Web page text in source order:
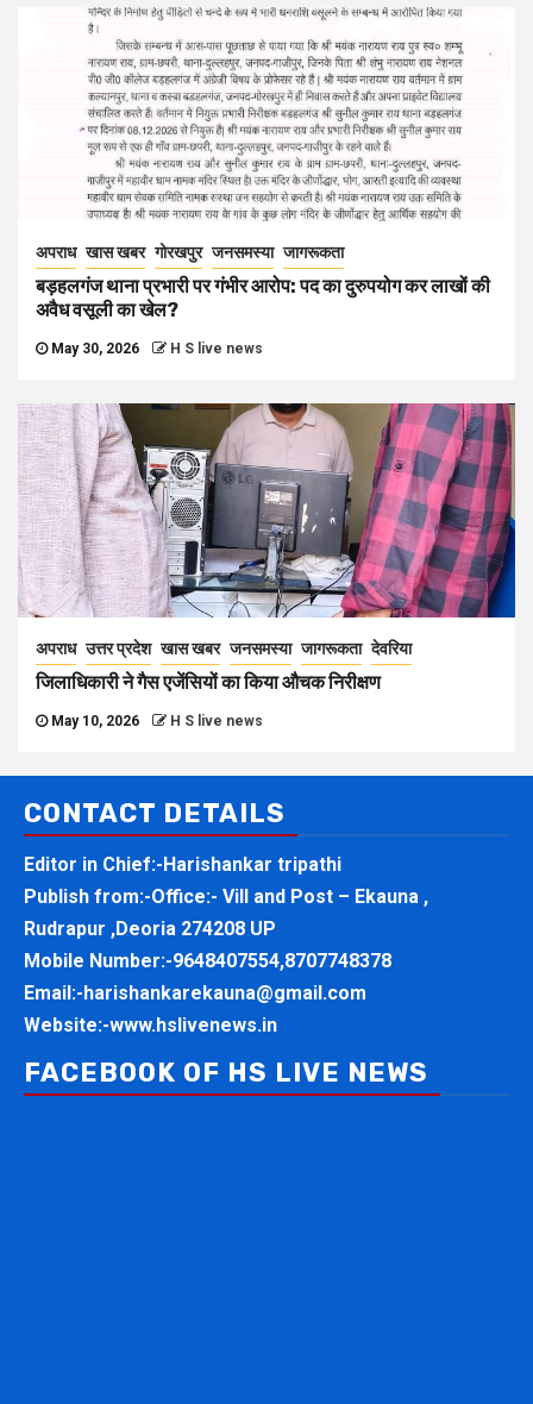
अपराध खास खबर गोरखपुर जनसमस्या जागरूकता
बड़हलगंज थाना प्रभारी पर गंभीर आरोप: पद का दुरुपयोग कर लाखों की
अवैध वसूली का खेल?
May 30, 2026 H S live news
अपराध उत्तर प्रदेश खास खबर जनसमस्या जागरूकता देवरिया
जिलाधिकारी ने गैस एजेंसियों का किया औचक निरीक्षण
May 10, 2026 H S live news
CONTACT DETAILS
Editor in Chief:-Harishankar tripathi
Publish from:-Office:- Vill and Post – Ekauna ,
Rudrapur ,Deoria 274208 UP
Mobile Number:-9648407554,8707748378
Email:-harishankarekauna@gmail.com
Website:-www.hslivenews.in
FACEBOOK OF HS LIVE NEWS